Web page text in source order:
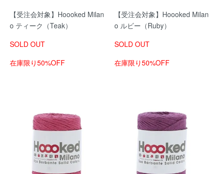
【受注会対象】Hoooked Milan
o ティーク（Teak）
SOLD OUT
在庫限り50%OFF
【受注会対象】Hoooked Milan
o ルビー（Ruby）
SOLD OUT
在庫限り50%OFF